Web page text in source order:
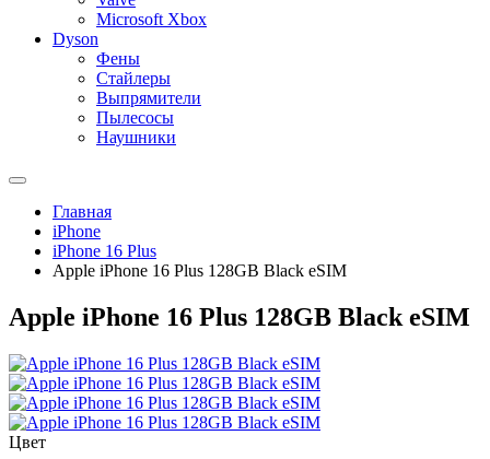
Microsoft Xbox
Dyson
Фены
Стайлеры
Выпрямители
Пылесосы
Наушники
Главная
iPhone
iPhone 16 Plus
Apple iPhone 16 Plus 128GB Black eSIM
Apple iPhone 16 Plus 128GB Black eSIM
Цвет